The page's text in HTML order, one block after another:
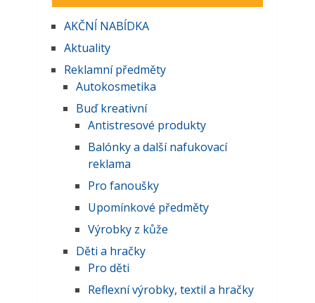
AKČNĺ NABĺDKA
Aktuality
Reklamní předměty
Autokosmetika
Buď kreativní
Antistresové produkty
Balónky a další nafukovací
reklama
Pro fanoušky
Upomínkové předměty
Výrobky z kůže
Děti a hračky
Pro děti
Reflexní výrobky, textil a hračky